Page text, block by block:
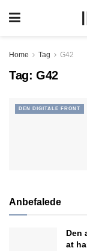
Home Tag G42
Tag: G42
DEN DIGITALE FRONT
Anbefalede
Den
at